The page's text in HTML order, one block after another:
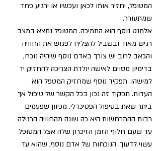
המטופל, יחזיר אותו לכאן ועכשיו או ירגיע פחד
שמתעורר.
אלמנט נוסף הוא התמיכה. המטופל נמצא במצב
רגיש מאוד ובשביל להצליח לפגוש את החוויה
והכאב לרוב יש צורך באדם נוסף שיהיה נוכח,
בדימיון מסוים לאישה יולדת הצריכה להחזיק יד
למישהו. תפקיד נוסף שמחזיק המטפל הוא
העדות. תפקיד זה נכון בכל הקשר של טיפול אך
ביתר שאת בטיפול הפסיכדלי. מכיוון שפעמים
רבות ההתרחשות היא כה שונה מהחוויה הרגילה
עד שעם חלוף הזמן הזיכרון שלה אצל המטופל
עשוי לדעוך. הנוכחות של אדם נוסף, שהוא עד